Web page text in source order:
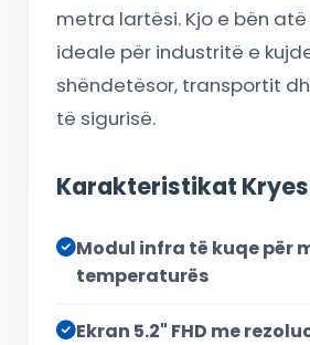
metra lartësi. Kjo e bën
ideale për industritë e
shëndetësor, transportit
të sigurisë.
Karakteristikat
Modul infra të kuqe për
temperaturës
Ekran 5.2" FHD me